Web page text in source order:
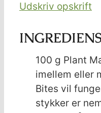
Udskriv opskrift
100 g Plant
imellem eller
Bites vil
stykker er